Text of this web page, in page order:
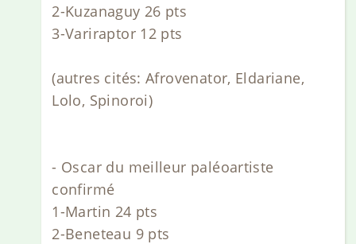
2-Kuzanaguy 26 pts
3-Variraptor 12 pts
(autres cités: Afrovenator, Eldariane,
Lolo, Spinoroi)
- Oscar du meilleur paléoartiste
confirmé
1-Martin 24 pts
2-Beneteau 9 pts